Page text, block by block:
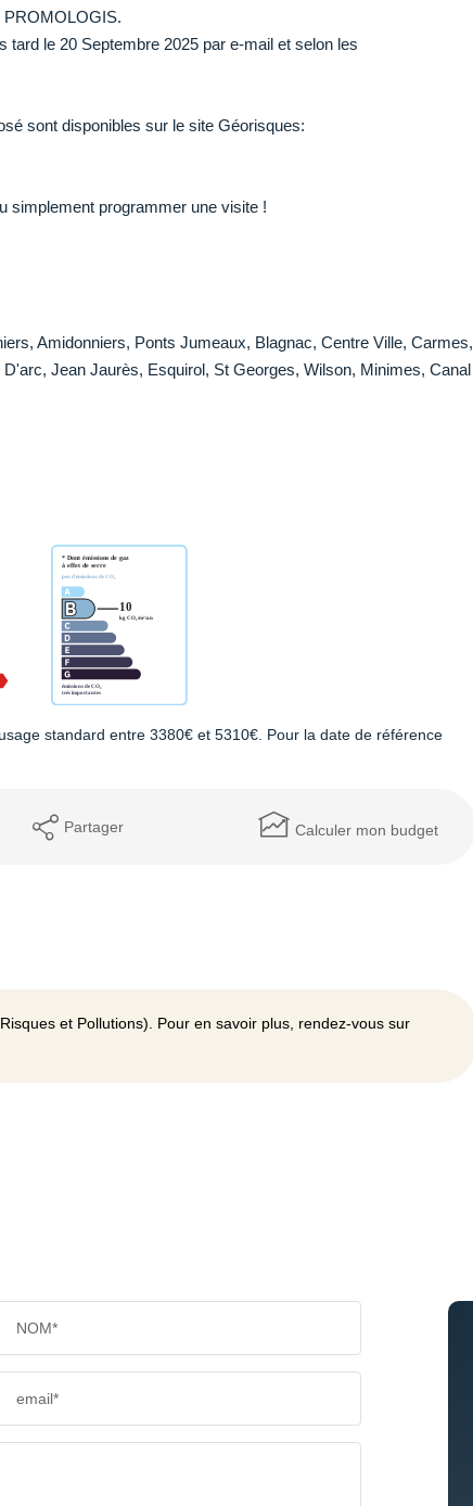
PROMOLOGIS.
le 20 Septembre 2025 par e-mail et selon les
sont disponibles sur le site Géorisques:
simplement programmer une visite !
Amidonniers, Ponts Jumeaux, Blagnac, Centre Ville, Carmes,
Jean Jaurès, Esquirol, St Georges, Wilson, Minimes, Canal
standard entre 3380€ et 5310€. Pour la date de référence
Partager Calculer mon budget
et Pollutions). Pour en savoir plus, rendez-vous sur
NOM*
email*